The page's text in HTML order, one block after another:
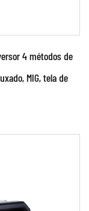
4 métodos de
MIG, tela de